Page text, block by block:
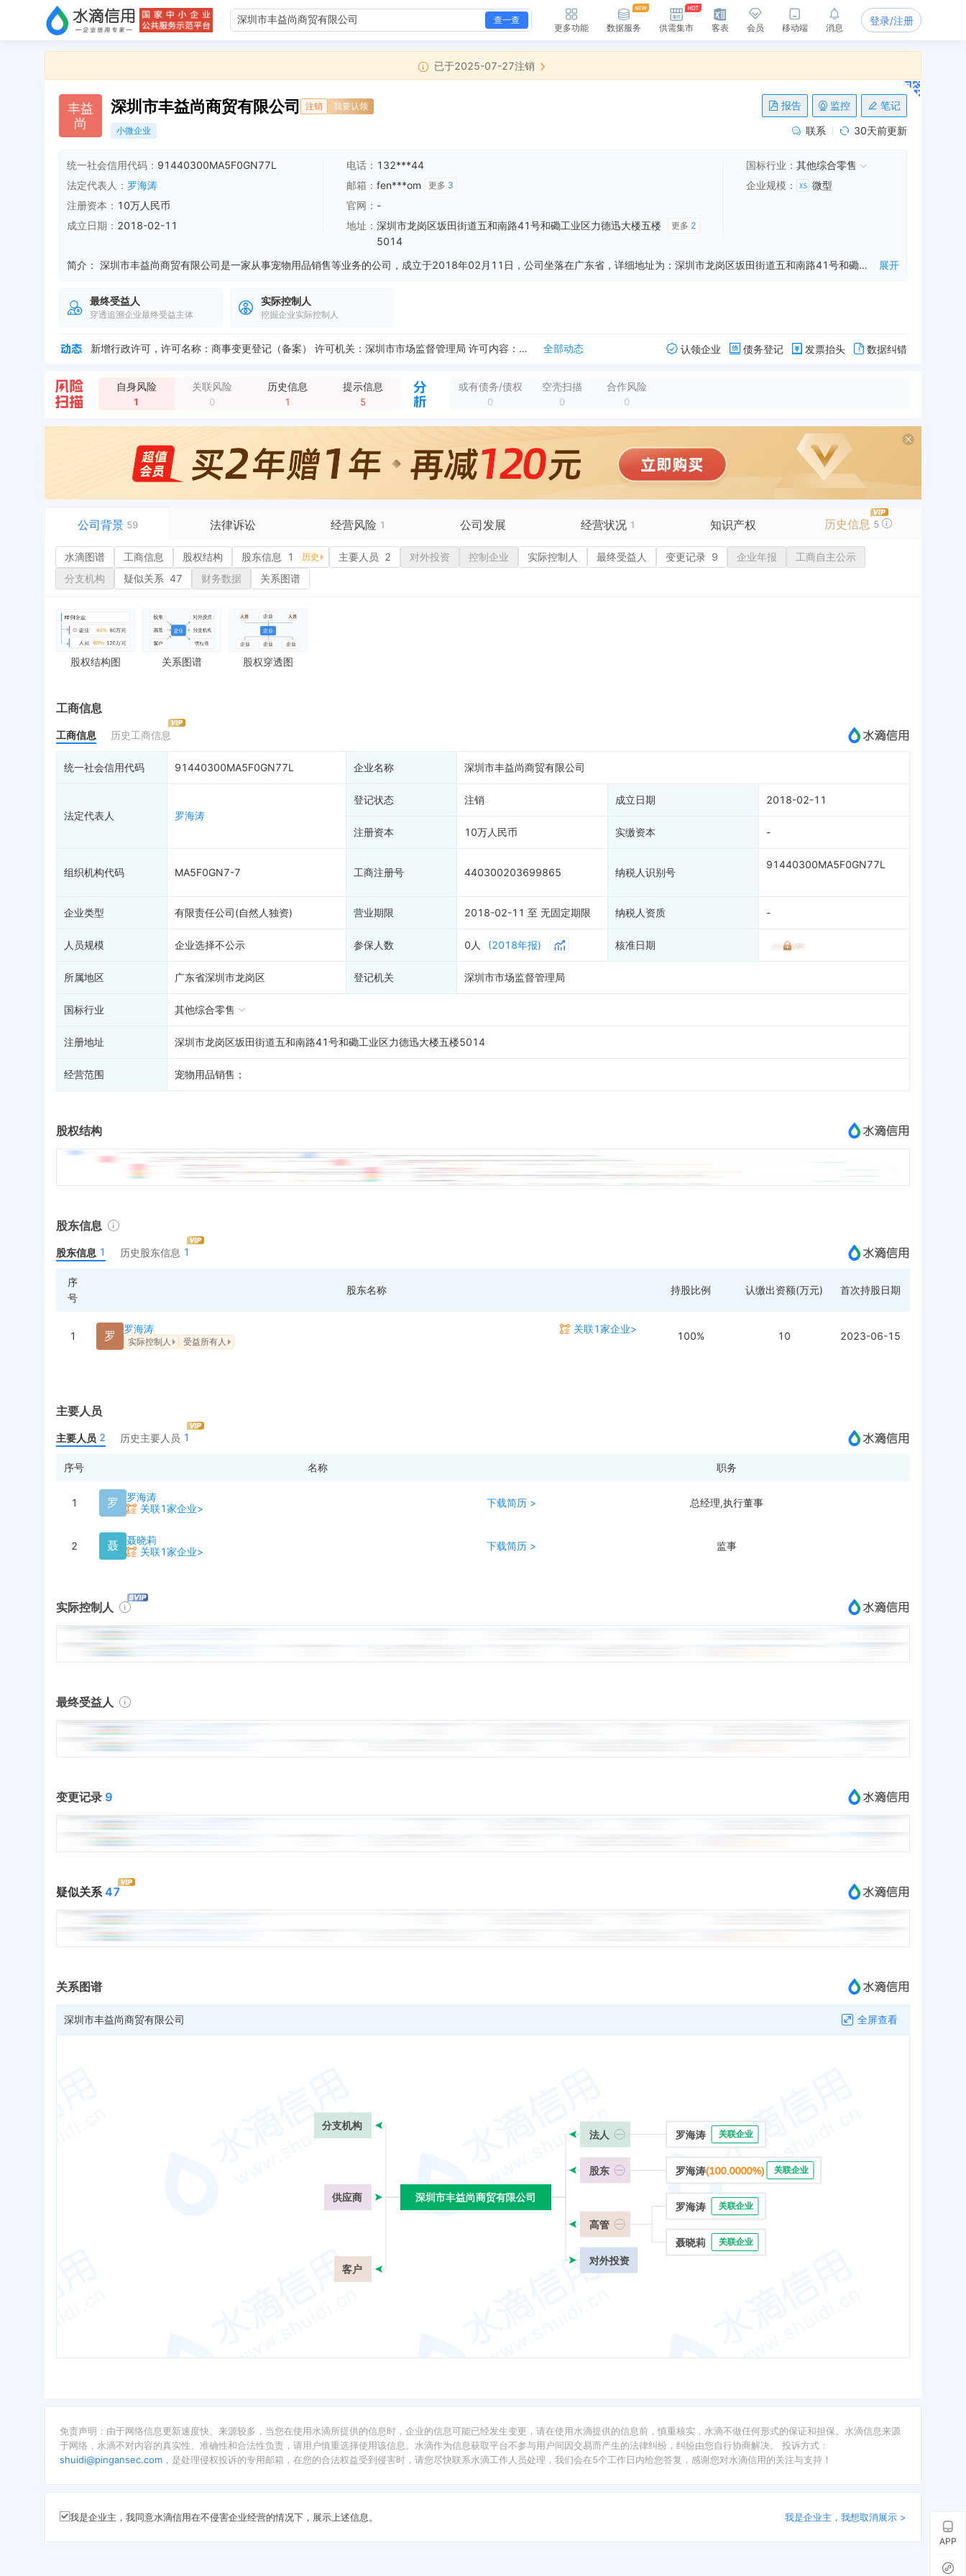
查一查
更多功能 数据服务 供需集市 客表 会员 移动端 消息
登录/注册
已于2025-07-27注销
丰益
尚
深圳市丰益尚商贸有限公司 注销 我要认领 报告 监控 笔记
小微企业 联系 30天前更新
统一社会信用代码： 91440300MA5F0GN77L
法定代表人： 罗海涛
注册资本： 10万人民币
成立日期： 2018-02-11
电话： 132***44
邮箱： fen***om 更多 3
官网： -
地址： 深圳市龙岗区坂田街道五和南路41号和磡工业区力德迅大楼五楼
5014
更多 2
国标行业： 其他综合零售
企业规模 ： 微型
简介： 深圳市丰益尚商贸有限公司是一家从事宠物用品销售等业务的公司，成立于2018年02月11日，公司坐落在广东省，详细地址为：深圳市龙岗区坂田街道五和南路41号和磡工业区力德迅大楼五楼5014;经国家企业信用信息公示系统查询得知，深圳市丰益尚商贸有限公司的信用代码/税号为91440300MA5F0GN77L，法人是罗海涛，注册资本为10.000000万人民币，企业的经营范围为:宠物用品销售； 展开
最终受益人
穿透追溯企业最终受益主体
实际控制人
挖掘企业实际控制人
新增行政许可，许可名称：商事变更登记（备案） 许可机关：深圳市市场监督管理局 许可内容：主体类型:有限责任公司(自然人独资);住所:深圳市龙岗区坂田街道五...
全部动态
新增行政许可，许可名称：有限责任公司设立登记 许可机关：深圳市市场监督管理局 许可内容：主体类型:有限责任公司(自然人独资);住所:深圳市龙岗区坂田街道五...
全部动态
法定代表人变更，从 "李正伟" 变更为 "罗海涛"
全部动态
企业地址变更，新增年报地址：广东省深圳市龙岗区坂田街道五和南路41号和磡工业区力德迅大楼五楼5014
全部动态
认领企业 债务登记 发票抬头 数据纠错
自身风险
1
关联风险
0
历史信息
1
提示信息
5
或有债务/债权
0
空壳扫描
0
合作风险
0
公司背景 59 法律诉讼 经营风险 1 公司发展 经营状况 1 知识产权 历史信息 5
水滴图谱
工商信息
股东信息
历史
主要人员 2
对外投资
控制企业
最终受益人
企业年报
工商自主公示
财务数据
司法案件
立案信息
法院公告
裁判文书
送达公告
被执行人
终本案件
询价评估
司法协助
或有债务债权
注销备案
融资历史
招投标
信用评价
进出口信用
地块公示
客户
商标信息
成为vip查看
水滴图谱 工商信息 股权结构 股东信息 1 历史 主要人员 2 对外投资 控制企业 实际控制人 最终受益人 变更记录 9 企业年报
工商自主公示
分支机构
疑似关系 47 财务数据 关系图谱
股权结构图 关系图谱 股权穿透图
工商信息
工商信息 历史工商信息
统一社会信用代码 91440300MA5F0GN77L 企业名称 深圳市丰益尚商贸有限公司
法定代表人 罗海涛
登记状态 注销 成立日期 2018-02-11
注册资本 10万人民币 实缴资本 -
组织机构代码 MA5F0GN7-7 工商注册号 440300203699865 纳税人识别号
91440300MA5F0GN77L
企业类型 有限责任公司(自然人独资) 营业期限 2018-02-11 至 无固定期限 纳税人资质 -
人员规模 企业选择不公示 参保人数 0人 (2018年报) 核准日期
所属地区 广东省深圳市龙岗区 登记机关 深圳市市场监督管理局
国标行业 其他综合零售
注册地址 深圳市龙岗区坂田街道五和南路41号和磡工业区力德迅大楼五楼5014
经营范围 宠物用品销售；
股权结构
股东信息
股东信息 1 历史股东信息 1
序
号
股东名称 持股比例 认缴出资额(万元) 首次持股日期
1 罗
罗海涛 关联1家企业>
实际控制人 受益所有人 100% 10 2023-06-15
主要人员
主要人员 2 历史主要人员 1
序号 名称 职务
1 罗
罗海涛
关联1家企业>
下载简历 > 总经理,执行董事
2 聂
聂晓莉
关联1家企业>
下载简历 > 监事
实际控制人
最终受益人
变更记录 9
疑似关系 47
关系图谱
深圳市丰益尚商贸有限公司 全屏查看
深圳市丰益尚商贸有限公司
分支机构
供应商
客户
深圳市丰益尚商贸有限公司
法人
股东
高管
对外投资
罗海涛 关联企业
罗海涛(100.0000%) 关联企业
罗海涛 关联企业
聂晓莉 关联企业
免责声明：由于网络信息更新速度快、来源较多，当您在使用水滴所提供的信息时，企业的信息可能已经发生变更，请在使用水滴提供的信息前，慎重核实，水滴不做任何形式的保证和担保。水滴信息来源
于网络，水滴不对内容的真实性、准确性和合法性负责，请用户慎重选择使用该信息。水滴作为信息获取平台不参与用户间因交易而产生的法律纠纷，纠纷由您自行协商解决。 投诉方式：
shuidi@pingansec.com ，是处理侵权投诉的专用邮箱，在您的合法权益受到侵害时，请您尽快联系水滴工作人员处理，我们会在5个工作日内给您答复，感谢您对水滴信用的关注与支持！
我是企业主，我同意水滴信用在不侵害企业经营的情况下，展示上述信息。 我是企业主，我想取消展示 >
APP